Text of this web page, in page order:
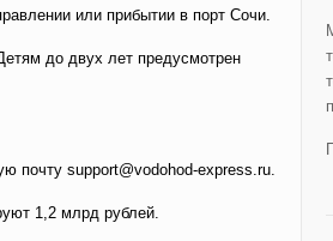
или прибытии в порт Сочи.
до двух лет предусмотрен
почту support@vodohod-express.ru.
1,2 млрд рублей.